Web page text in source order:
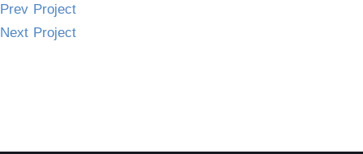
Prev Project
Next Project